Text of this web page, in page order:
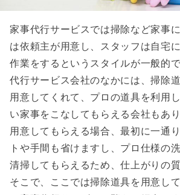
家事代行サービスでは掃除など家事
は依頼主が用意し、スタッフは自宅
作業をするというスタイルが一般的
代行サービス会社のなかには、掃除
用意してくれて、プロの道具を利用
い家事をこなしてもらえる会社もあ
用意してもらえる場合、最初に一通
トや手間も省けますし、プロ仕様の
清掃してもらえるため、仕上がりの
そこで、ここでは掃除道具を用意し